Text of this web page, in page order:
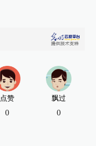
点赞
0
飘过
0